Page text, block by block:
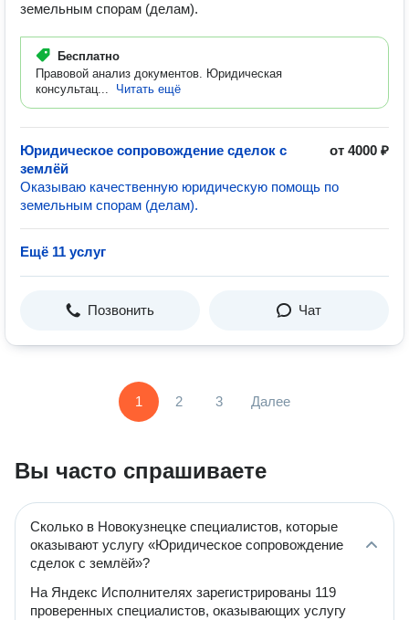
земельным спорам (делам).
Бесплатно
Правовой анализ документов. Юридическая
консультац...
Читать ещё
Юридическое сопровождение сделок с
землёй
от 4000 ₽
Оказываю качественную юридическую помощь по
земельным спорам (делам).
Ещё 11 услуг
Позвонить Чат
1 2 3 Далее
Вы часто спрашиваете
Сколько в Новокузнецке специалистов, которые
оказывают услугу «Юридическое сопровождение
сделок с землёй»?
На Яндекс Исполнителях зарегистрированы 119
проверенных специалистов, оказывающих услугу